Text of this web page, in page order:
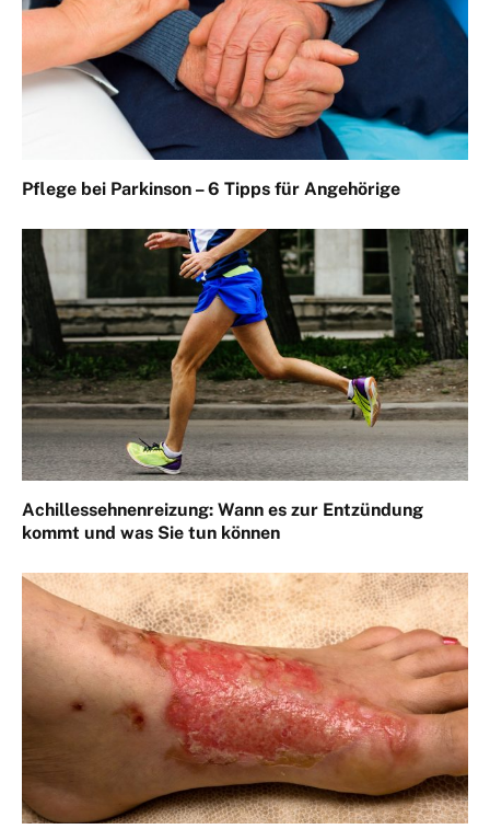
Pflege bei Parkinson – 6 Tipps für Angehörige
Achillessehnenreizung: Wann es zur Entzündung
kommt und was Sie tun können